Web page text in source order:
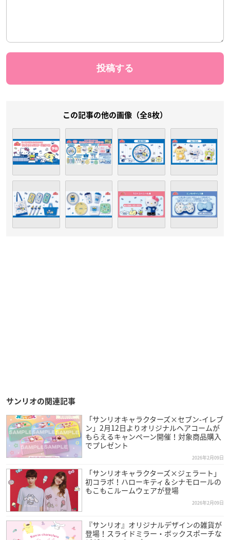
この記事の他の画像（全8枚）
サンリオの関連記事
「サンリオキャラクターズ×セブン-イレブ
ン」2月12日よりオリジナルヘアコームが
もらえるキャンペーン開催！対象商品購入
でプレゼント
2026年2月09日
「サンリオキャラクターズ×ジェラート」
初コラボ！ハローキティ＆シナモロールの
もこもこルームウェアが登場
2026年2月09日
『サンリオ』オリジナルデザインの雑貨が
登場！スライドミラー・ボックスポーチな